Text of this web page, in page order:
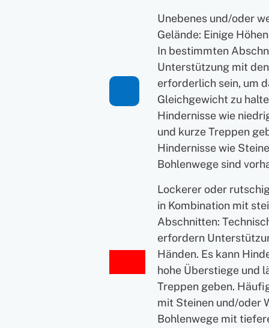
Unebenes und/oder
Gelände: Einige
In bestimmten
Unterstützung mit
erforderlich sein, um
Gleichgewicht zu
Hindernisse wie
und kurze Treppen
Hindernisse wie
Bohlenwege sind
Lockerer oder
in Kombination mit
Abschnitten:
erfordern
Händen. Es kann
hohe Überstiege und
Treppen geben.
mit Steinen und/oder
Bohlenwege mit